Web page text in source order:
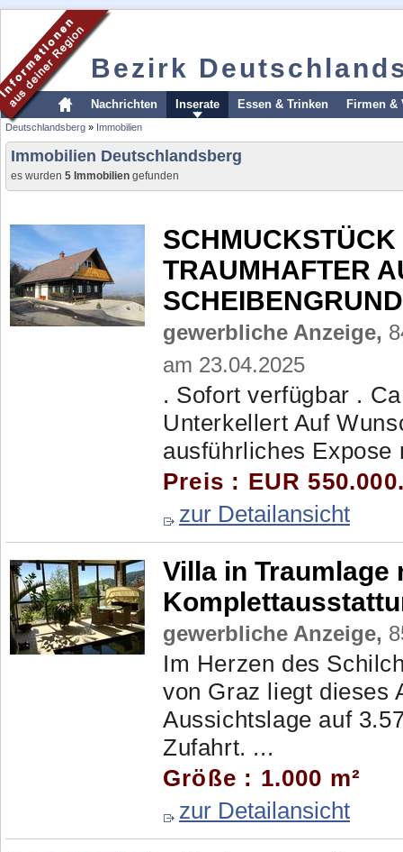
Bezirk
Nachrichten Inserate Essen & Trinken Firmen &
Deutschlandsberg » Immobilien
Immobilien Deutschlandsberg
es wurden 5 Immobilien gefunden
TRAUMHAFTER
SCHEIBENGRUND
gewerbliche Anzeige,
am 23.04.2025
. Sofort verfügbar .
Unterkellert Auf
ausführliches
Preis : EUR
zur Detailansicht
Villa in Traumlage
gewerbliche Anzeige,
Im Herzen des
von Graz liegt dieses
Aussichtslage auf
Zufahrt. ...
Größe : 1.000 m²
zur Detailansicht